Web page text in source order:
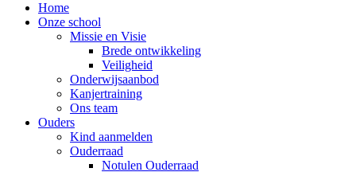
Home
Onze school
Missie en Visie
Brede ontwikkeling
Veiligheid
Onderwijsaanbod
Kanjertraining
Ons team
Ouders
Kind aanmelden
Ouderraad
Notulen Ouderraad